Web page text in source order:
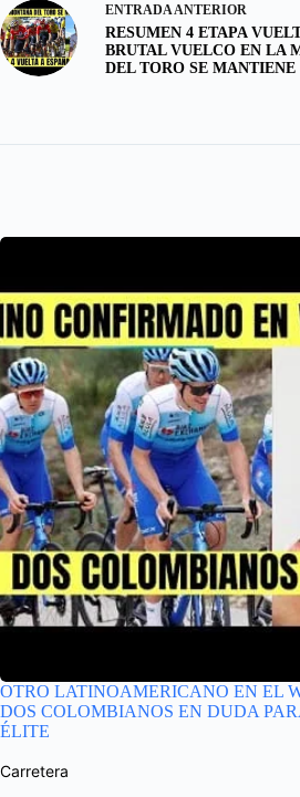
ENTRADA ANTERIOR
RESUMEN 4 ETAPA
BRUTAL VUELCO EN LA
DEL TORO SE MANTIENE
OTRO LATINOAMERICANO EN EL
DOS COLOMBIANOS EN DUDA
ÉLITE
Carretera